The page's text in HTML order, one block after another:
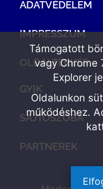
ADATVÉDELEM
IMPRESSZUM
OLDALTÉRKÉP
GYIK
SAJTÓSZOBA
PARTNEREK
Támogatott
vagy Chrome
Explorer
Oldalunkon
működéshez.